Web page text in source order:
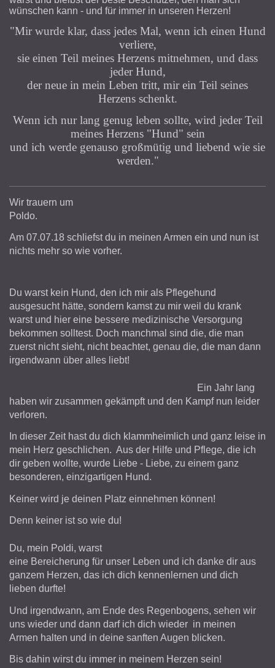
wünschen kann - und für immer in unseren Herzen!
"Mir wurde klar, dass jedes Mal, wenn ich einen Hund
verliere,
sie einen Teil meines Herzens mitnehmen, und dass
jeder Hund,
der neue in mein Leben tritt, mir ein Teil seines
Herzens schenkt.
Wenn ich nur lang genug leben sollte, wird jeder Teil
meines Herzens "Hund" sein
und ich werde genauso großmütig und liebend wie sie
werden."
Wir trauern um
Poldo.
Am 07.07.18 schliefst du in meinen Armen ein und nun ist
nichts mehr so wie vorher.
Du warst kein Hund, den ich mir als Pflegehund
ausgesucht hätte, sondern kamst zu mir weil du krank
warst und hier eine bessere medizinische Versorgung
bekommen solltest. Doch manchmal sind die, die man
zuerst nicht sieht, nicht beachtet, genau die, die man dann
irgendwann über alles liebt!
Ein Jahr lang
haben wir zusammen gekämpft und den Kampf nun leider
verloren.
In dieser Zeit hast du dich klammheimlich und ganz leise in
mein Herz geschlichen. Aus der Hilfe und Pflege, die ich
dir geben wollte, wurde Liebe - Liebe, zu einem ganz
besonderen, einzigartigen Hund.
Keiner wird je deinen Platz einnehmen können!
Denn keiner ist so wie du!
Du, mein Poldi, warst
eine Bereicherung für unser Leben und ich danke dir aus
ganzem Herzen, das ich dich kennenlernen und dich
lieben durfte!
Und irgendwann, am Ende des Regenbogens, sehen wir
uns wieder und dann darf ich dich wieder in meinen
Armen halten und in deine sanften Augen blicken.
Bis dahin wirst du immer in meinem Herzen sein!